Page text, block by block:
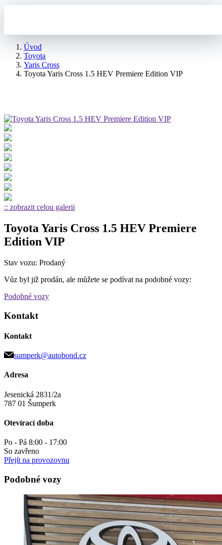
Úvod
Toyota
Yaris Cross
Toyota Yaris Cross 1.5 HEV Premiere Edition VIP
:: zobrazit celou galerii
Toyota Yaris Cross 1.5 HEV Premiere
Edition VIP
Stav vozu: Prodaný
Vůz byl již prodán, ale můžete se podívat na podobné vozy:
Podobné vozy
Kontakt
Kontakt
sumperk@autobond.cz
Adresa
Jesenická 2831/2a
787 01 Šumperk
Otevírací doba
Po - Pá 8:00 - 17:00
So zavřeno
Přejít na provozovnu
Podobné vozy